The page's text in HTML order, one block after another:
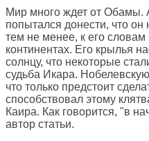
Мир много ждет от Обамы.
попытался донести, что
тем не менее, к его
континентах. Его крылья
солнцу, что некоторые
судьба Икара.
что только предстоит
способствовал этому
Каира. Как говорится, "в
автор статьи.